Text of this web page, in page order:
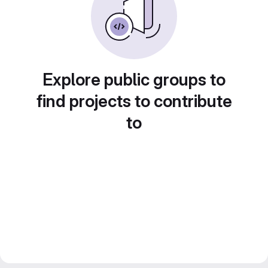
Explore public groups to
find projects to contribute
to